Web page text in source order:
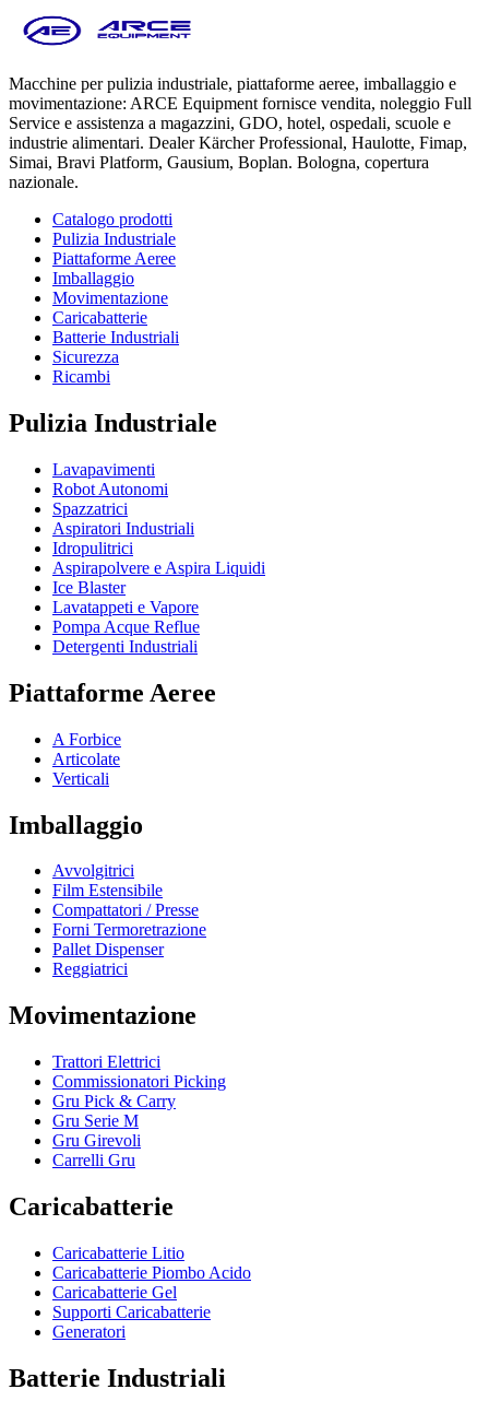
Macchine per pulizia industriale, piattaforme aeree, imballaggio e
movimentazione: ARCE Equipment fornisce vendita, noleggio Full
Service e assistenza a magazzini, GDO, hotel, ospedali, scuole e
industrie alimentari. Dealer Kärcher Professional, Haulotte, Fimap,
Simai, Bravi Platform, Gausium, Boplan. Bologna, copertura
nazionale.
Catalogo prodotti
Pulizia Industriale
Piattaforme Aeree
Imballaggio
Movimentazione
Caricabatterie
Batterie Industriali
Sicurezza
Ricambi
Pulizia Industriale
Lavapavimenti
Robot Autonomi
Spazzatrici
Aspiratori Industriali
Idropulitrici
Aspirapolvere e Aspira Liquidi
Ice Blaster
Lavatappeti e Vapore
Pompa Acque Reflue
Detergenti Industriali
Piattaforme Aeree
A Forbice
Articolate
Verticali
Imballaggio
Avvolgitrici
Film Estensibile
Compattatori / Presse
Forni Termoretrazione
Pallet Dispenser
Reggiatrici
Movimentazione
Trattori Elettrici
Commissionatori Picking
Gru Pick & Carry
Gru Serie M
Gru Girevoli
Carrelli Gru
Caricabatterie
Caricabatterie Litio
Caricabatterie Piombo Acido
Caricabatterie Gel
Supporti Caricabatterie
Generatori
Batterie Industriali